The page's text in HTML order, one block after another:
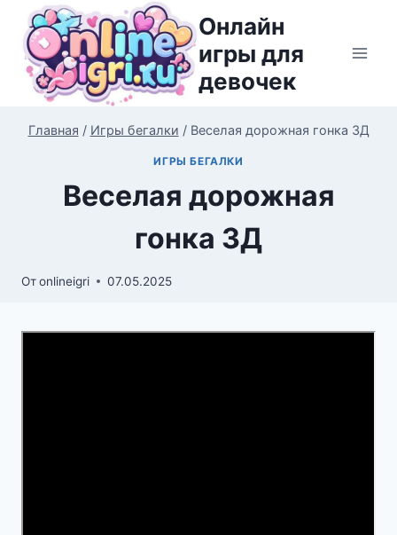
Перейти
содержимому
Онлайн
игры для
девочек
Главная / Игры бегалки / Веселая дорожная гонка 3Д
ИГРЫ БЕГАЛКИ
Веселая дорожная
гонка 3Д
Отonlineigri 07.05.2025